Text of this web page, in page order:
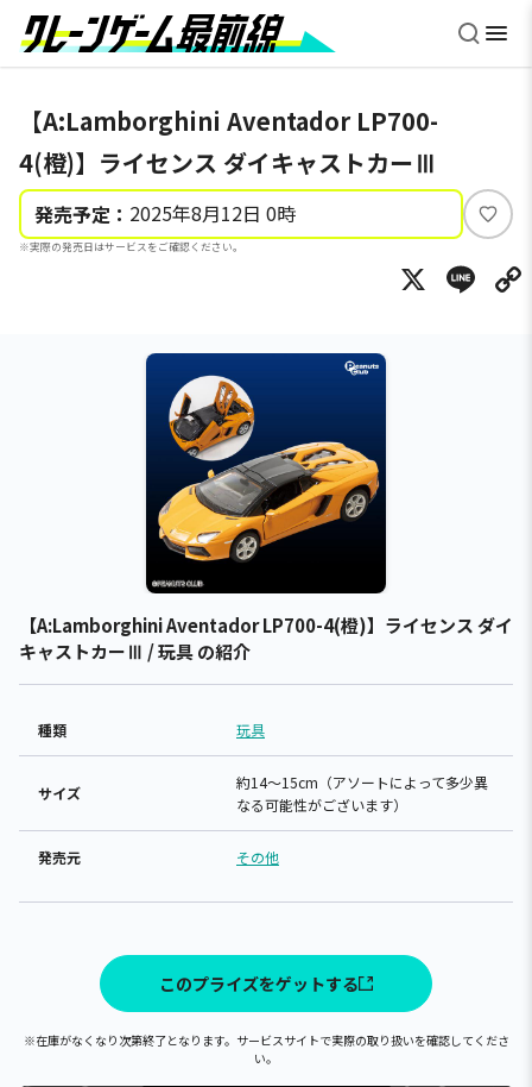
【A:Lamborghini Aventador LP700-
4(橙)】ライセンス ダイキャストカーⅢ
発売予定： 2025年8月12日 0時
※実際の発売日はサービスをご確認ください。
い
ね
X
【A:Lamborghini Aventador LP700-4(橙)】ライセンス ダイ
キャストカーⅢ / 玩具 の紹介
種類 玩具
サイズ
約14～15cm（アソートによって多少異
なる可能性がございます）
発売元 その他
このプライズをゲットする
※在庫がなくなり次第終了となります。サービスサイトで実際の取り扱いを確認してくださ
い。